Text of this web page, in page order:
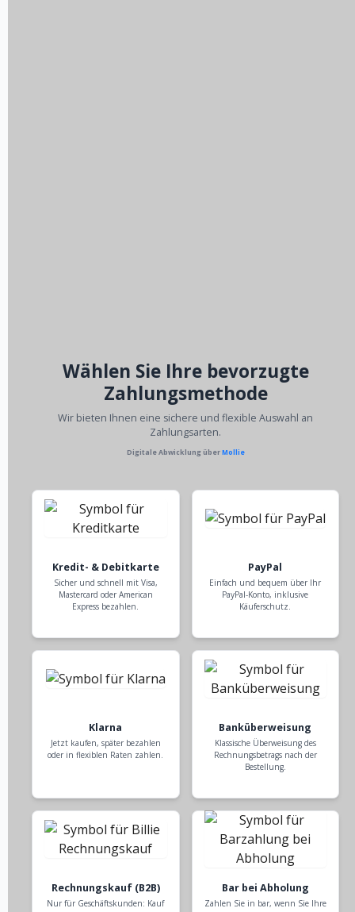
Wählen Sie Ihre bevorzugte
Zahlungsmethode
Wir bieten Ihnen eine sichere und flexible Auswahl an
Zahlungsarten.
Digitale Abwicklung überMollie
Kredit- & Debitkarte
Sicher und schnell mit Visa,
Mastercard oder American
Express bezahlen.
PayPal
Einfach und bequem über Ihr
PayPal-Konto, inklusive
Käuferschutz.
Klarna
Jetzt kaufen, später bezahlen
oder in flexiblen Raten zahlen.
Banküberweisung
Klassische Überweisung des
Rechnungsbetrags nach der
Bestellung.
Rechnungskauf (B2B)
Nur für Geschäftskunden: Kauf
Bar bei Abholung
Zahlen Sie in bar, wenn Sie Ihre